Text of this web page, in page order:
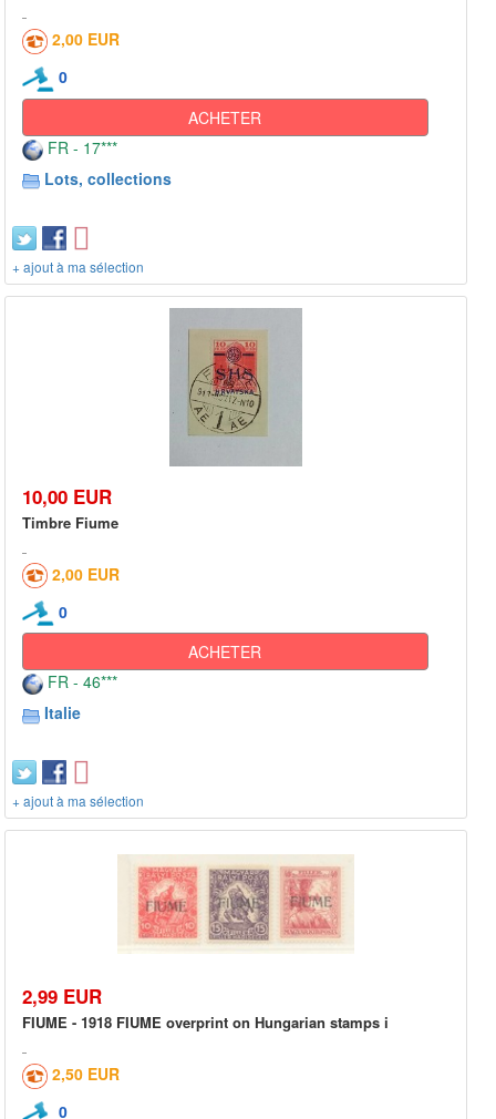
2,00 EUR
0
ACHETER
FR - 17***
Lots, collections
+ ajout à ma sélection
10,00 EUR
Timbre Fiume
2,00 EUR
0
ACHETER
FR - 46***
Italie
+ ajout à ma sélection
2,99 EUR
FIUME - 1918 FIUME overprint on Hungarian stamps i
2,50 EUR
0